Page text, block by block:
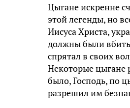
Цыгане искренне
этой легенды, но
Иисуса Христа,
должны были вбить
спрятал в своих
Некоторые цыгане
было, Господь, по
разрешил им